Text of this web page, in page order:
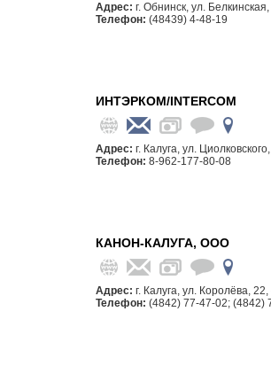
Адрес: г. Обнинск, ул.
Телефон: (48439) 4-48-19
ИНТЭРКОМ/INTERCOM
Адрес: г. Калуга, ул.
Телефон: 8-962-177-80-08
КАНОН-КАЛУГА, ООО
Адрес: г. Калуга, ул. Королёва,
Телефон: (4842) 77-47-02; (4842)